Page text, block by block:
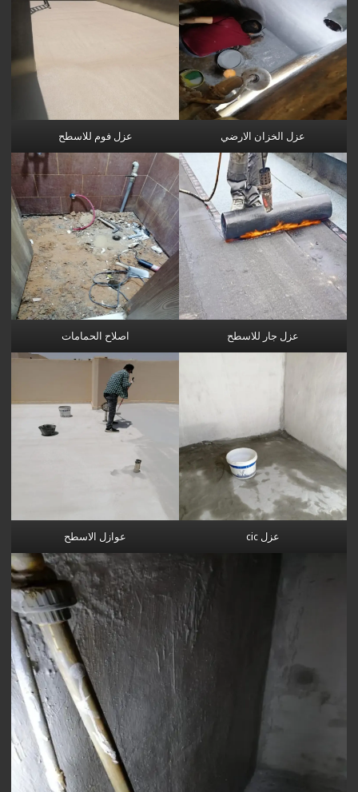
عزل الخزان الارضي عزل فوم للاسطح
عزل جار للاسطح اصلاح الحمامات
عزل cic عوازل الاسطح